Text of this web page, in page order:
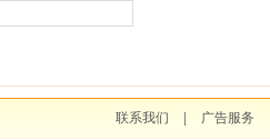
联系我们 广告服务